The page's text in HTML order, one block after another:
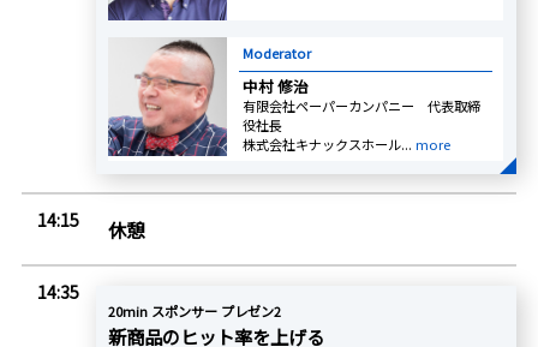
Moderator
中村 修治
有限会社ペーパーカンパニー 代表取締
役社長
株式会社キナックスホール... more
14:15 休憩
14:35
20min スポンサー プレゼン2
新商品のヒット率を上げる